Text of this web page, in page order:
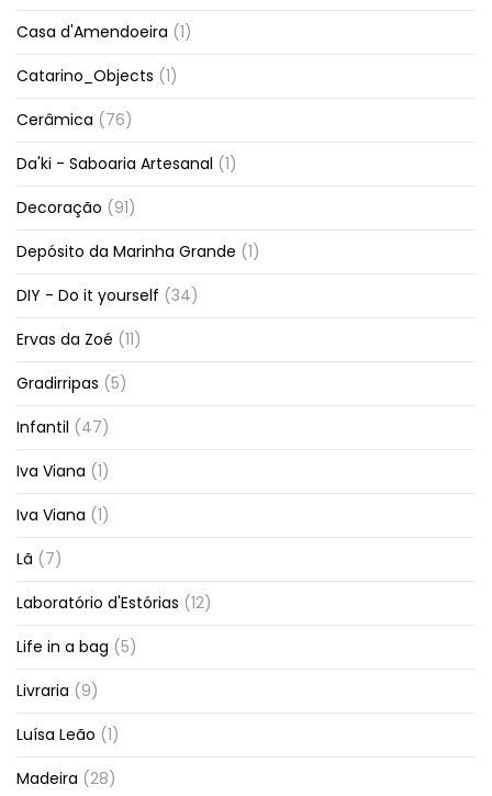
Casa d'Amendoeira (1)
Catarino_Objects (1)
Cerâmica (76)
Da'ki - Saboaria Artesanal (1)
Decoração (91)
Depósito da Marinha Grande (1)
DIY - Do it yourself (34)
Ervas da Zoé (11)
Gradirripas (5)
Infantil (47)
Iva Viana (1)
Iva Viana (1)
Lã (7)
Laboratório d'Estórias (12)
Life in a bag (5)
Livraria (9)
Luísa Leão (1)
Madeira (28)